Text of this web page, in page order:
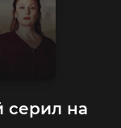
серил на